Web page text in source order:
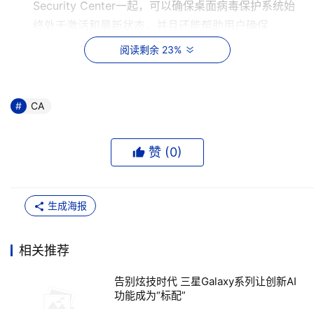
Security Center一起，可以确保桌面病毒保护系统始
终处于激活和最新状态，并且还能帮助用户确保
Windows Firewall的优化配置。
升级的效率和质量，并能够确保迁移速度更快，而且迁
微软公司Windows产品组总监Neil Charney说：“当前的
助他们更有效地保护桌面计算环境。对这一最新版本的支持
支持对我们双方的客户来说都具有非常重要的意义。”
阅读剩余 23%
本文来源于DOIT传媒，文章内容仅供参考，不构成投资建议。
CA
赞 (0)
生成海报
相关推荐
告别炫技时代 三星Galaxy系列让创新AI
功能成为“标配”